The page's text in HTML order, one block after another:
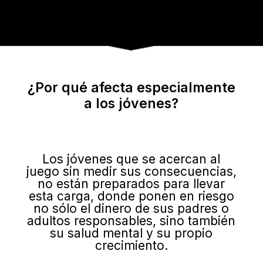
¿Por qué afecta especialmente
a los jóvenes?
Los jóvenes que se acercan al
juego sin medir sus consecuencias,
no están preparados para llevar
esta carga, donde ponen en riesgo
no sólo el dinero de sus padres o
adultos responsables, sino también
su salud mental y su propio
crecimiento.